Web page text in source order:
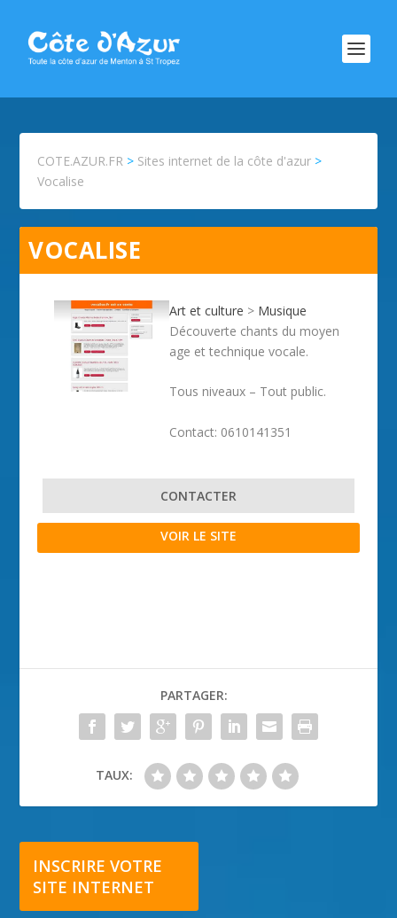
COTE.AZUR.FR > Sites internet de la côte d'azur >
Vocalise
VOCALISE
Art et culture > Musique
Découverte chants du moyen
age et technique vocale.
Tous niveaux – Tout public.
Contact: 0610141351
CONTACTER
VOIR LE SITE
PARTAGER:
TAUX:
INSCRIRE VOTRE
SITE INTERNET